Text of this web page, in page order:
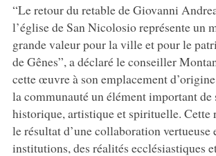
“Le retour du retable de Giovanni
l’église de San Nicolosio représente un
grande valeur pour la ville et pour le
de Gênes”, a déclaré le conseiller
cette œuvre à son emplacement
la communauté un élément important de
historique, artistique et spirituelle. Cette
le résultat d’une collaboration vertueuse
institutions, des réalités ecclésiastiques